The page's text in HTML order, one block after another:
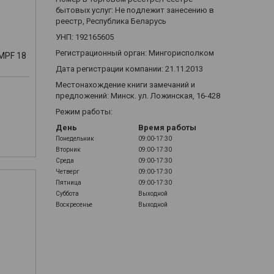
18
бытовых услуг: Не подлежит занесению в
реестр, Республика Беларусь
УНП: 192165605
Регистрационный орган: Мингорисполком
Дата регистрации компании: 21.11.2013
Местонахождение книги замечаний и
предложений: Минск. ул. Ложинская, 16-428
Режим работы:
День
Время работы
Понедельник
09:00-17:30
Вторник
09:00-17:30
Среда
09:00-17:30
Четверг
09:00-17:30
Пятница
09:00-17:30
Суббота
Выходной
Воскресенье
Выходной